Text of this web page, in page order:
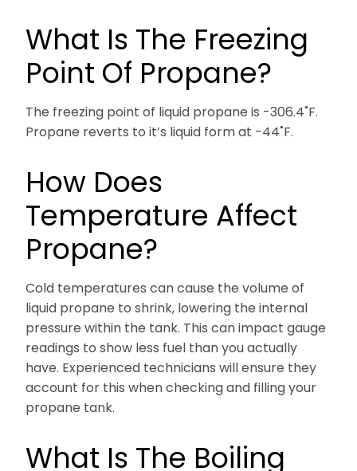
What Is The Freezing
Point Of Propane?
The freezing point of liquid propane is -306.4˚F.
Propane reverts to it’s liquid form at -44˚F.
How Does
Temperature Affect
Propane?
Cold temperatures can cause the volume of
liquid propane to shrink, lowering the internal
pressure within the tank. This can impact gauge
readings to show less fuel than you actually
have. Experienced technicians will ensure they
account for this when checking and filling your
propane tank.
What Is The Boiling